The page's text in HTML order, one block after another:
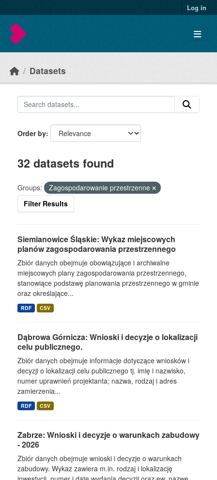
Log in
Datasets
Order by
32 datasets found
Groups:
Zagospodarowanie przestrzenne
Filter Results
Siemianowice Śląskie: Wykaz miejscowych
planów zagospodarowania przestrzennego
Zbiór danych obejmuje obowiązujące i archiwalne
miejscowych plany zagospodarowania przestrzennego,
stanowiące podstawę planowania przestrzennego w gminie
oraz określające...
RDF CSV
Dąbrowa Górnicza: Wnioski i decyzje o lokalizacji
celu publicznego.
Zbiór danych obejmuje informacje dotyczące wniosków i
decyzji o lokalizacji celu publicznego tj. imię i nazwisko,
numer uprawnień projektanta; nazwa, rodzaj i adres
zamierzenia...
RDF CSV
Zabrze: Wnioski i decyzje o warunkach zabudowy
- 2026
Zbiór danych obejmuje wnioski i decyzje o warunkach
zabudowy. Wykaz zawiera m.in. rodzaj i lokalizację